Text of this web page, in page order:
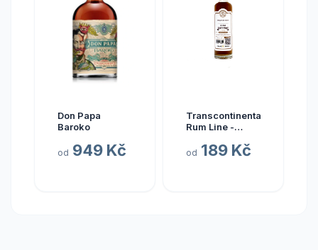
Don Papa
Baroko
od 949 Kč
Transcontinental
Rum Line -
2015
od 189 Kč